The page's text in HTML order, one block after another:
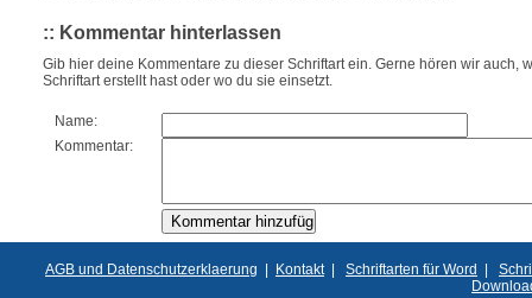
:: Kommentar hinterlassen
Gib hier deine Kommentare zu dieser Schriftart ein. Gerne hören wir auch,
Schriftart erstellt hast oder wo du sie einsetzt.
Name:
Kommentar:
AGB und Datenschutzerklaerung | Kontakt| Schriftarten für Word |